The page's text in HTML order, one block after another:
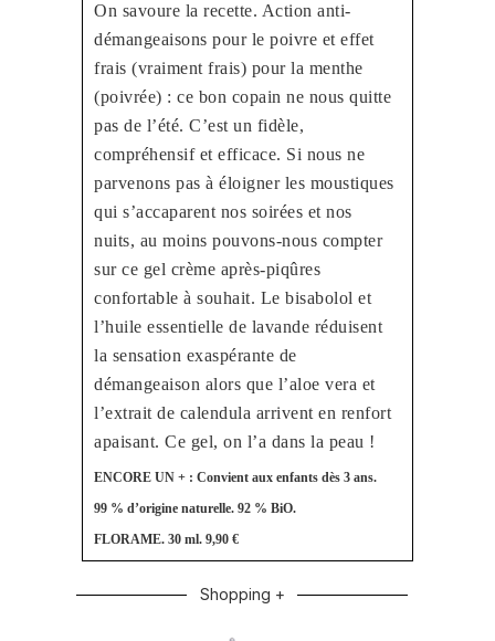
On savoure la recette. Action anti-
démangeaisons pour le poivre et effet
frais (vraiment frais) pour la menthe
(poivrée) : ce bon copain ne nous quitte
pas de l’été. C’est un fidèle,
compréhensif et efficace. Si nous ne
parvenons pas à éloigner les moustiques
qui s’accaparent nos soirées et nos
nuits, au moins pouvons-nous compter
sur ce gel crème après-piqûres
confortable à souhait. Le bisabolol et
l’huile essentielle de lavande réduisent
la sensation exaspérante de
démangeaison alors que l’aloe vera et
l’extrait de calendula arrivent en renfort
apaisant. Ce gel, on l’a dans la peau !
ENCORE UN + : Convient aux enfants dès 3 ans.
99 % d’origine naturelle. 92 % BiO.
FLORAME. 30 ml. 9,90 €
Shopping +